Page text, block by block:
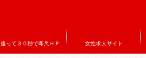
逢って３０秒で即尺ＨＰ 女性求人サイト